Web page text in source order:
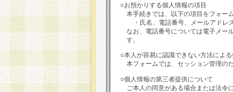
○お預かりする個人情報の項目
本手続きでは、以下の項目をフォー
・氏名、電話番号、メールアドレ
なお、電話番号については電子メー
す。
○本人が容易に認識できない方法によ
本フォームでは、セッション管理の
○個人情報の第三者提供について
ご本人の同意がある場合または法令